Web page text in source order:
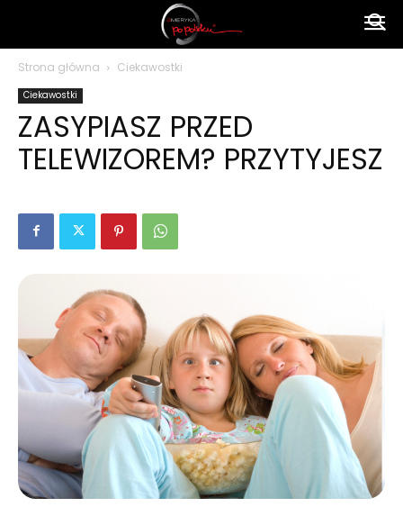
Strona główna Ciekawostki
Ciekawostki
ZASYPIASZ PRZED
TELEWIZOREM? PRZYTYJESZ